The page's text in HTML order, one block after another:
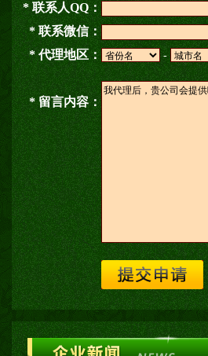
* 联系人QQ：
* 联系微信：
* 代理地区：
-
* 留言内容：